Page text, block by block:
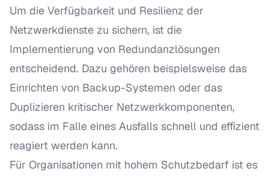
Um die Verfügbarkeit und Resilienz der
Netzwerkdienste zu sichern, ist die
Implementierung von Redundanzlösungen
entscheidend. Dazu gehören beispielsweise das
Einrichten von Backup-Systemen oder das
Duplizieren kritischer Netzwerkkomponenten,
sodass im Falle eines Ausfalls schnell und effizient
reagiert werden kann.
Für Organisationen mit hohem Schutzbedarf ist es